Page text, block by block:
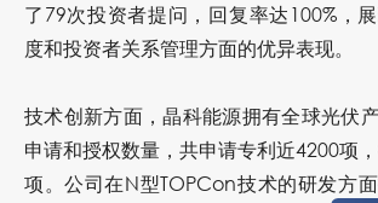
了79次投资者提问，回复率达100%，
度和投资者关系管理方面的优异表现。
技术创新方面，晶科能源拥有全球光伏
申请和授权数量，共申请专利近4200项
项。公司在N型TOPCon技术的研发方